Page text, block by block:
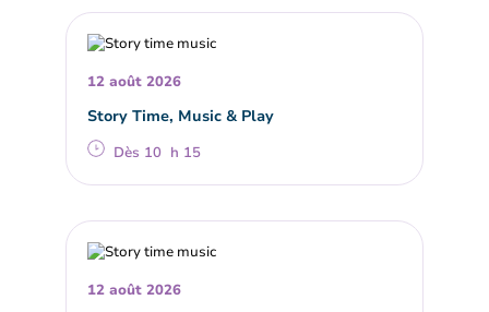
12 août 2026
Story Time, Music & Play
Dès 10 h 15
12 août 2026